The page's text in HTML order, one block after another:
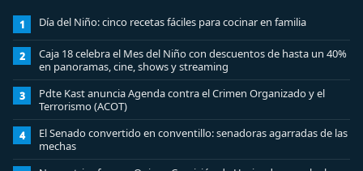
1 Día del Niño: cinco recetas fáciles para cocinar en familia
2
Caja 18 celebra el Mes del Niño con descuentos de hasta un 40%
en panoramas, cine, shows y streaming
3
Pdte Kast anuncia Agenda contra el Crimen Organizado y el
Terrorismo (ACOT)
4
El Senado convertido en conventillo: senadoras agarradas de las
mechas